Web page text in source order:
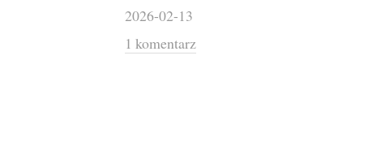
2026-02-13
1 komentarz